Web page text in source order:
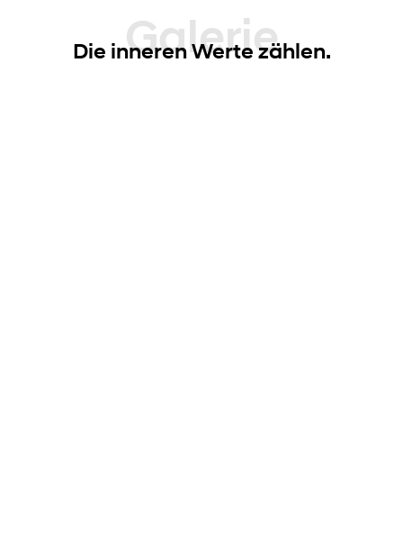
Galerie
Die inneren Werte zählen.